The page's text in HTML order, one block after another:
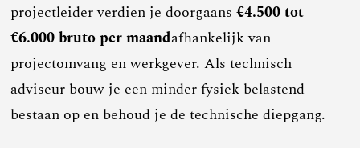
projectleider verdien je doorgaans€4.500 tot
€6.000 bruto per maandafhankelijk van
projectomvang en werkgever. Als technisch
adviseur bouw je een minder fysiek belastend
bestaan op en behoud je de technische diepgang.